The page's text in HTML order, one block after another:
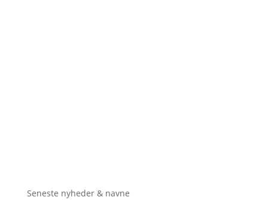
Seneste nyheder & navne